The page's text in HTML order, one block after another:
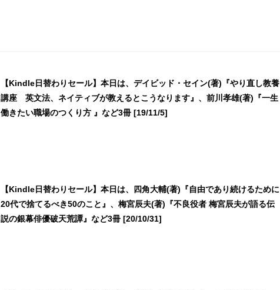
【Kindle日替わりセール】本日は、デイビッド・セイン(著)『やり直し教養
講座 英文法、ネイティブが教えるとこうなります』、前川孝雄(著)『一生
働きたい職場のつくり方 』など3冊 [19/11/5]
【Kindle日替わりセール】本日は、四角大輔(著)『自由であり続けるために
20代で捨てるべき50のこと』、梅宮辰夫(著)『不良役者 梅宮辰夫が語る伝
説の銀幕俳優破天荒譚』など3冊 [20/10/31]